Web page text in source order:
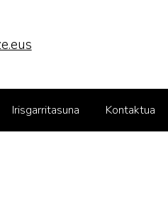
Irisgarritasuna Kontaktua